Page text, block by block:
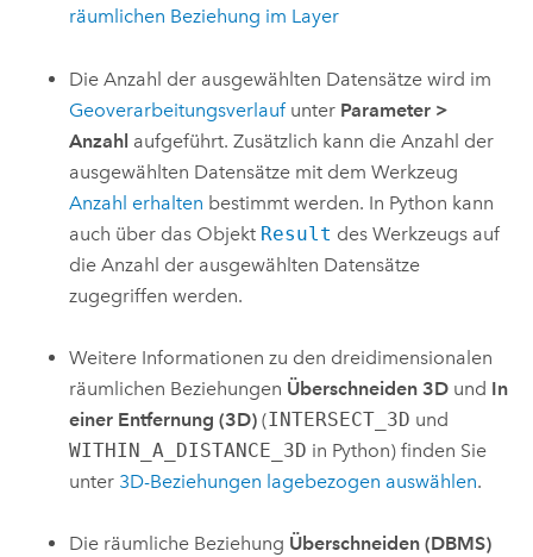
räumlichen Beziehung im Layer
Die Anzahl der ausgewählten Datensätze wird im
Geoverarbeitungsverlaufunter Parameter >
Anzahl aufgeführt. Zusätzlich kann die Anzahl der
ausgewählten Datensätze mit dem Werkzeug
Anzahl erhalten bestimmt werden. In Python kann
auch über das Objekt Result des Werkzeugs auf
die Anzahl der ausgewählten Datensätze
zugegriffen werden.
Weitere Informationen zu den dreidimensionalen
räumlichen Beziehungen Überschneiden 3D und In
einer Entfernung (3D) (INTERSECT_3D und
WITHIN_A_DISTANCE_3D in Python) finden Sie
unter 3D-Beziehungen lagebezogen auswählen.
Die räumliche Beziehung Überschneiden (DBMS)